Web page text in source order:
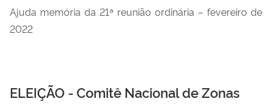
Ajuda memória da 21ª reunião ordinária – fevereiro de
2022
ELEIÇÃO - Comitê Nacional de Zonas